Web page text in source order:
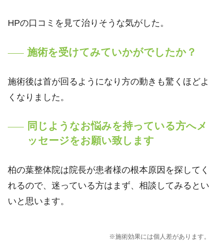
HPの口コミを見て治りそうな気がした。
施術を受けてみていかがでしたか？
施術後は首が回るようになり方の動きも驚くほどよ
くなりました。
同じようなお悩みを持っている方へメ
ッセージをお願い致します
柏の葉整体院は院長が患者様の根本原因を探してく
れるので、迷っている方はまず、相談してみるとい
いと思います。
※施術効果には個人差があります。